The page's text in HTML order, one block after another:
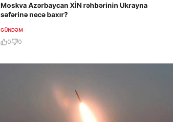
Moskva Azərbaycan XİN rəhbərinin Ukrayna
səfərinə necə baxır?
GÜNDƏM
0 0